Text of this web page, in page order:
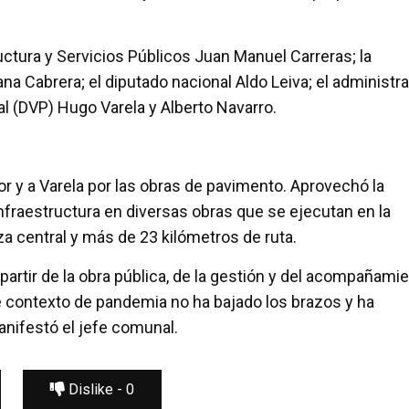
y Servicios Públicos Juan Manuel Carreras; la
Cabrera; el diputado nacional Aldo Leiva; el
Hugo Varela y Alberto Navarro.
y a Varela por las obras de pavimento. Aprovechó la
en diversas obras que se ejecutan en la
central y más de 23 kilómetros de ruta.
de la obra pública, de la gestión y del
de pandemia no ha bajado los brazos y ha
el jefe comunal.
Dislike - 0